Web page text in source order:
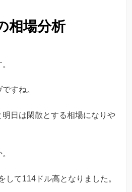
相場分析
すね。
日は閑散とする相場になりや
して114ドル高となりました。